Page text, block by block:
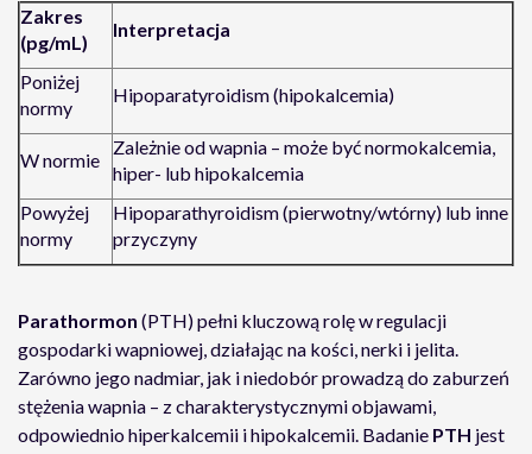
Zakres
(pg/mL)
Interpretacja
Poniżej
normy
Hipoparatyroidism (hipokalcemia)
W normie
Zależnie od wapnia – może być normokalcemia,
hiper- lub hipokalcemia
Powyżej
normy
Hipoparathyroidism (pierwotny/wtórny) lub inne
przyczyny
Parathormon (PTH) pełni kluczową rolę w regulacji
gospodarki wapniowej, działając na kości, nerki i jelita.
Zarówno jego nadmiar, jak i niedobór prowadzą do zaburzeń
stężenia wapnia – z charakterystycznymi objawami,
odpowiednio hiperkalcemii i hipokalcemii. Badanie PTH jest